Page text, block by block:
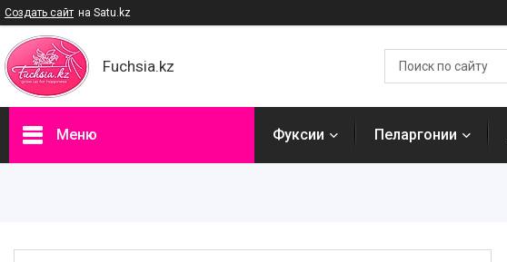
Создать сайт на Satu.kz
Fuchsia.kz
Меню Фуксии Пеларгонии